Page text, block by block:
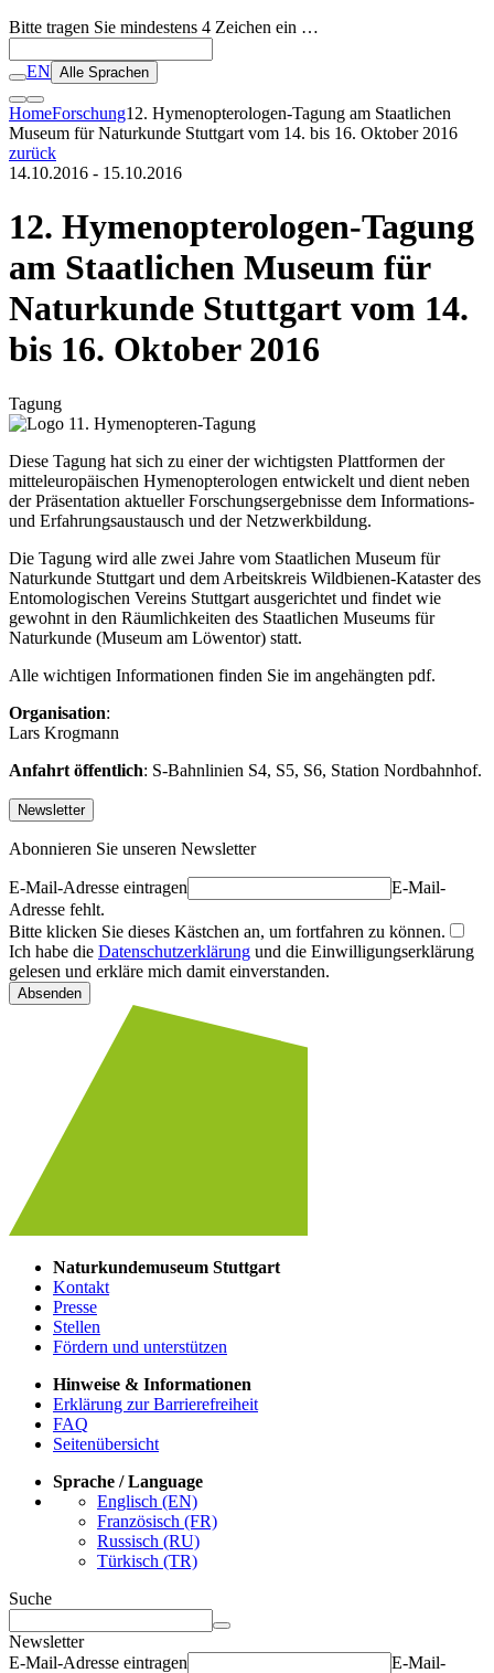
Bitte tragen Sie mindestens 4 Zeichen ein …
EN Alle Sprachen
HomeForschung12. Hymenopterologen-Tagung am Staatlichen
Museum für Naturkunde Stuttgart vom 14. bis 16. Oktober 2016
zurück
14.10.2016 - 15.10.2016
12. Hymenopterologen-Tagung
am Staatlichen Museum für
Naturkunde Stuttgart vom 14.
bis 16. Oktober 2016
Tagung
Diese Tagung hat sich zu einer der wichtigsten Plattformen der
mitteleuropäischen Hymenopterologen entwickelt und dient neben
der Präsentation aktueller Forschungsergebnisse dem Informations-
und Erfahrungsaustausch und der Netzwerkbildung.
Die Tagung wird alle zwei Jahre vom Staatlichen Museum für
Naturkunde Stuttgart und dem Arbeitskreis Wildbienen-Kataster des
Entomologischen Vereins Stuttgart ausgerichtet und findet wie
gewohnt in den Räumlichkeiten des Staatlichen Museums für
Naturkunde (Museum am Löwentor) statt.
Alle wichtigen Informationen finden Sie im angehängten pdf.
Organisation:
Lars Krogmann
Anfahrt öffentlich: S-Bahnlinien S4, S5, S6, Station Nordbahnhof.
Newsletter
Abonnieren Sie unseren Newsletter
E-Mail-Adresse eintragen
E-Mail-
Adresse fehlt.
Bitte klicken Sie dieses Kästchen an, um fortfahren zu können.
Ich habe die Datenschutzerklärung und die Einwilligungserklärung
gelesen und erkläre mich damit einverstanden.
Absenden
Naturkundemuseum Stuttgart
Kontakt
Presse
Stellen
Fördern und unterstützen
Hinweise & Informationen
Erklärung zur Barrierefreiheit
FAQ
Seitenübersicht
Sprache / Language
Englisch (EN)
Französisch (FR)
Russisch (RU)
Türkisch (TR)
Suche
Newsletter
E-Mail-Adresse eintragen
E-Mail-